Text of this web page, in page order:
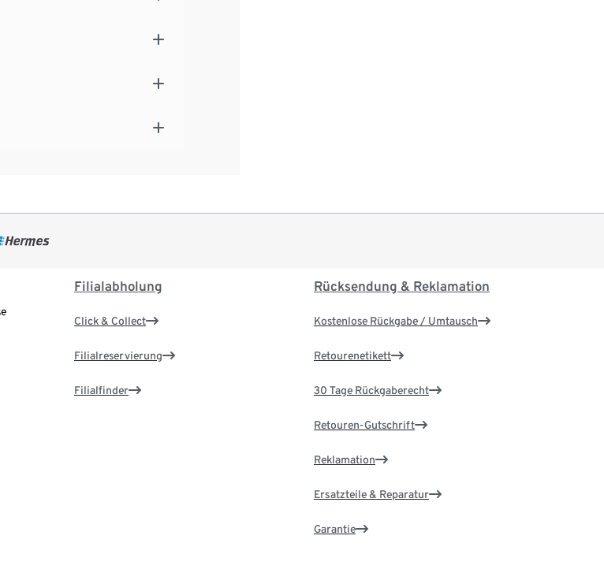
Filialabholung
Click & Collect
Filialreservierung
Filialfinder
Rücksendung & Reklamation
Kostenlose Rückgabe / Umtausch
Retourenetikett
30 Tage Rückgaberecht
Retouren-Gutschrift
Reklamation
Ersatzteile & Reparatur
Garantie